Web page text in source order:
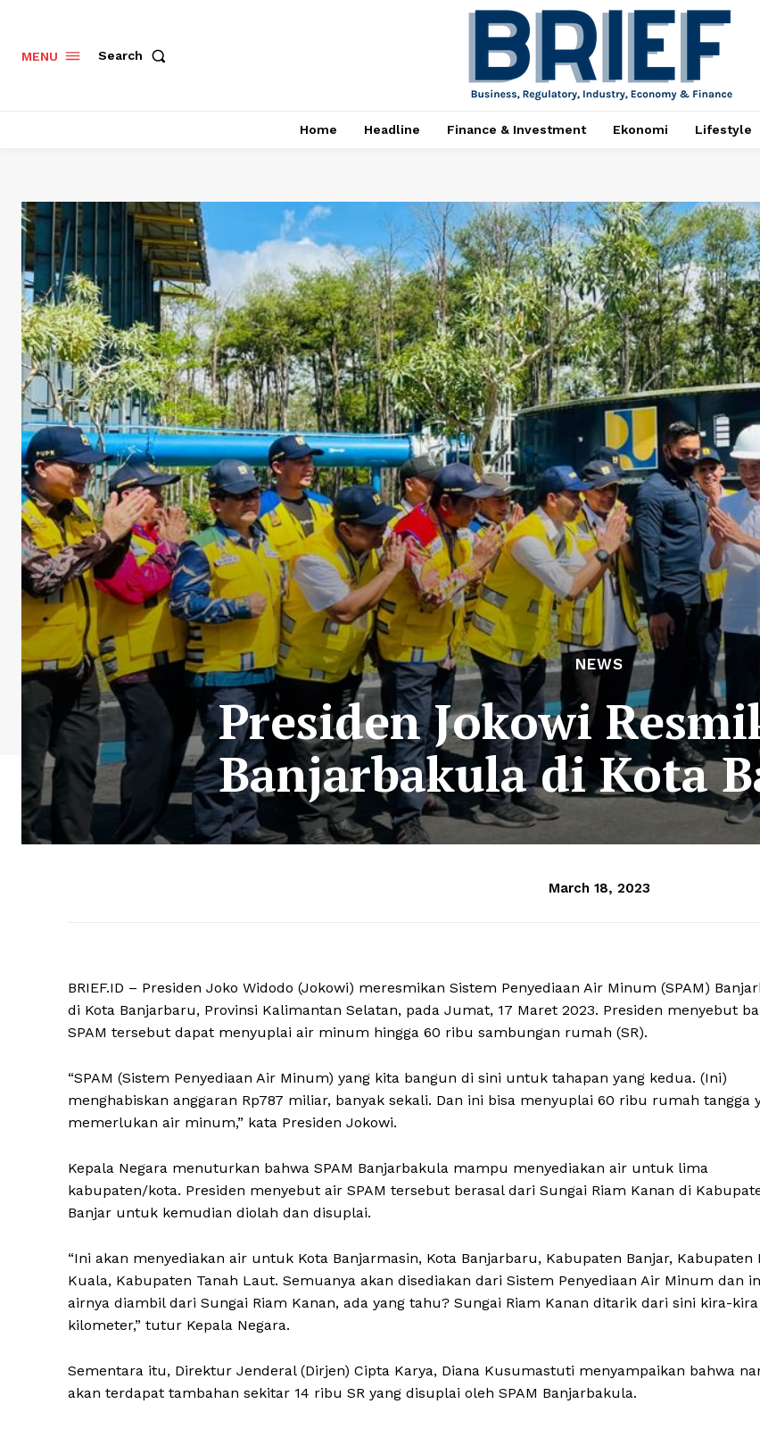
MENU Search
Home Headline Finance & Investment Ekonomi Lifestyle
NEWS
Presiden Jokowi
Banjarbakula di Kota
March 18, 2023
BRIEF.ID – Presiden Joko Widodo (Jokowi) meresmikan Sistem Penyediaan Air Minum (SPAM)
di Kota Banjarbaru, Provinsi Kalimantan Selatan, pada Jumat, 17 Maret 2023. Presiden menyebut
SPAM tersebut dapat menyuplai air minum hingga 60 ribu sambungan rumah (SR).
“SPAM (Sistem Penyediaan Air Minum) yang kita bangun di sini untuk tahapan yang kedua. (Ini)
menghabiskan anggaran Rp787 miliar, banyak sekali. Dan ini bisa menyuplai 60 ribu rumah tangga
memerlukan air minum,” kata Presiden Jokowi.
Kepala Negara menuturkan bahwa SPAM Banjarbakula mampu menyediakan air untuk lima
kabupaten/kota. Presiden menyebut air SPAM tersebut berasal dari Sungai Riam Kanan di
Banjar untuk kemudian diolah dan disuplai.
“Ini akan menyediakan air untuk Kota Banjarmasin, Kota Banjarbaru, Kabupaten Banjar, Kabupaten
Kuala, Kabupaten Tanah Laut. Semuanya akan disediakan dari Sistem Penyediaan Air Minum dan
airnya diambil dari Sungai Riam Kanan, ada yang tahu? Sungai Riam Kanan ditarik dari sini kira-
kilometer,” tutur Kepala Negara.
Sementara itu, Direktur Jenderal (Dirjen) Cipta Karya, Diana Kusumastuti menyampaikan bahwa
akan terdapat tambahan sekitar 14 ribu SR yang disuplai oleh SPAM Banjarbakula.